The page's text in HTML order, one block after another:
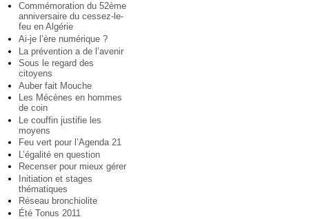
Commémoration du 52ème
anniversaire du cessez-le-
feu en Algérie
Ai-je l’ère numérique ?
La prévention a de l’avenir
Sous le regard des
citoyens
Auber fait Mouche
Les Mécènes en hommes
de coin
Le couffin justifie les
moyens
Feu vert pour l’Agenda 21
L’égalité en question
Recenser pour mieux gérer
Initiation et stages
thématiques
Réseau bronchiolite
Été Tonus 2011